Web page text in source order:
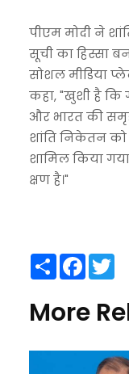
पीएम मोदी ने
सूची का हिस्सा
सोशल मीडिया
कहा, "खुशी है कि
और भारत की
शांति निकेतन को
शामिल किया
क्षण है।"
Share
More